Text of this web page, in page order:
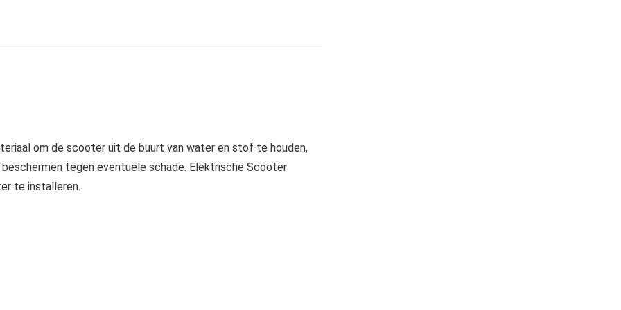
om de scooter uit de buurt van water en stof te houden,
tegen eventuele schade. Elektrische Scooter
te installeren.